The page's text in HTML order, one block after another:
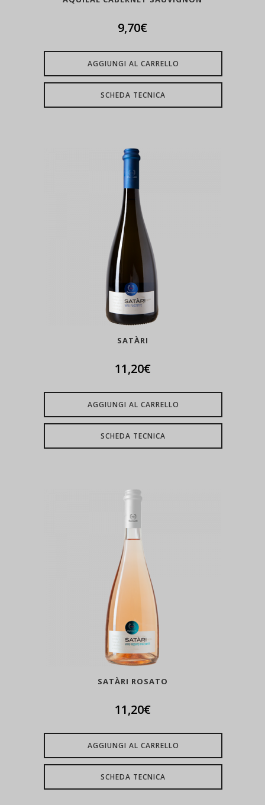
9,70€
AGGIUNGI AL CARRELLO
SCHEDA TECNICA
SATÀRI
11,20€
AGGIUNGI AL CARRELLO
SCHEDA TECNICA
SATÀRI ROSATO
11,20€
AGGIUNGI AL CARRELLO
SCHEDA TECNICA